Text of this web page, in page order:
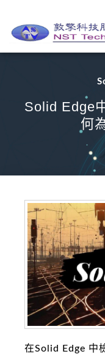
Solid Edge
何
在Solid Edge 中